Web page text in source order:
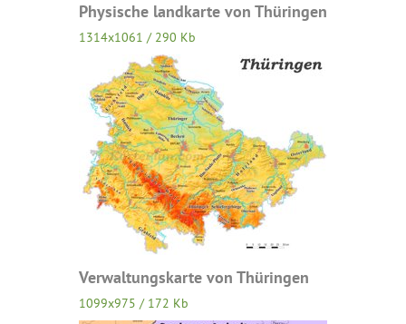
Physische landkarte von Thüringen
1314x1061 / 290 Kb
Verwaltungskarte von Thüringen
1099x975 / 172 Kb